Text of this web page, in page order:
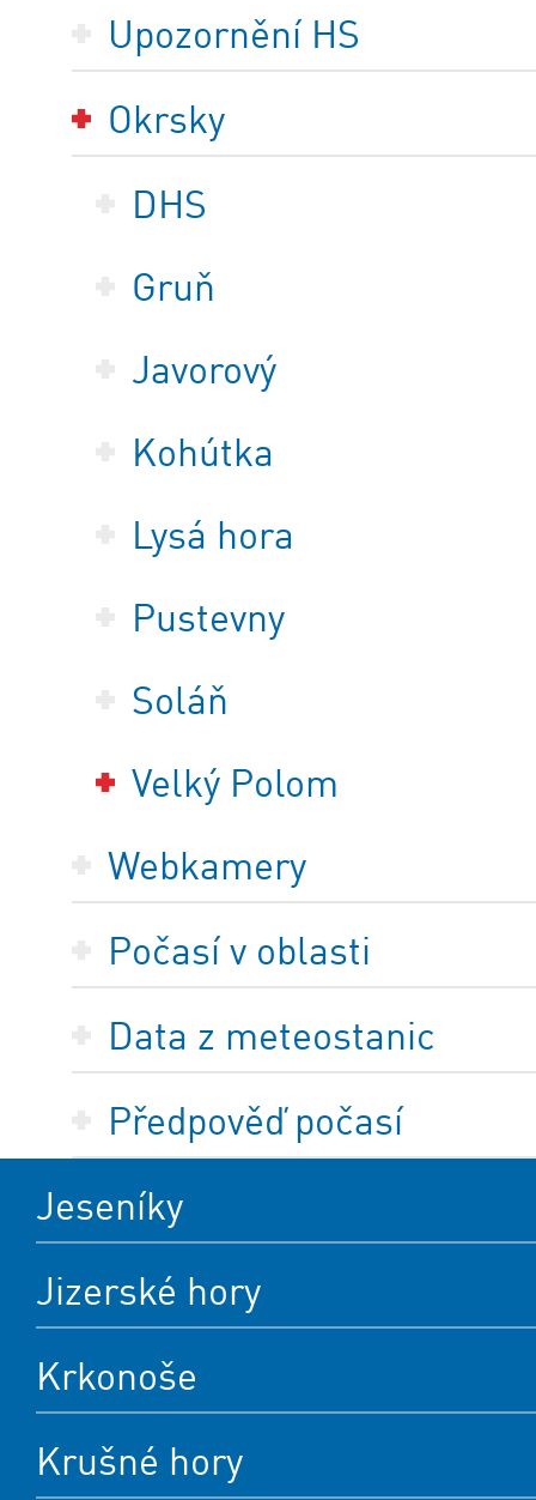
Upozornění HS
Okrsky
DHS
Gruň
Javorový
Kohútka
Lysá hora
Pustevny
Soláň
Velký Polom
Webkamery
Počasí v oblasti
Data z meteostanic
Předpověď počasí
Jeseníky
Jizerské hory
Krkonoše
Krušné hory